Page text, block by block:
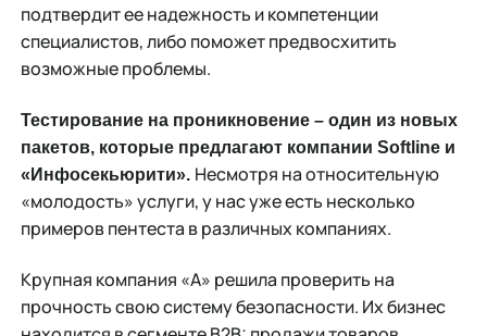
подтвердит ее надежность и компетенции
специалистов, либо поможет предвосхитить
возможные проблемы.
Тестирование на проникновение – один из новых
пакетов, которые предлагают компании Softline и
«Инфосекьюрити». Несмотря на относительную
«молодость» услуги, у нас уже есть несколько
примеров пентеста в различных компаниях.
Крупная компания «А» решила проверить на
прочность свою систему безопасности. Их бизнес